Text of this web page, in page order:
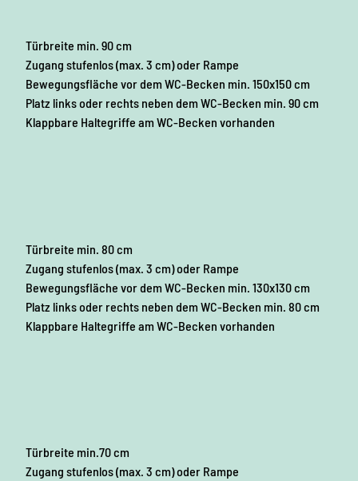
Türbreite min. 90 cm
Zugang stufenlos (max. 3 cm) oder Rampe
Bewegungsfläche vor dem WC-Becken min. 150x150 cm
Platz links oder rechts neben dem WC-Becken min. 90 cm
Klappbare Haltegriffe am WC-Becken vorhanden
Türbreite min. 80 cm
Zugang stufenlos (max. 3 cm) oder Rampe
Bewegungsfläche vor dem WC-Becken min. 130x130 cm
Platz links oder rechts neben dem WC-Becken min. 80 cm
Klappbare Haltegriffe am WC-Becken vorhanden
Türbreite min.70 cm
Zugang stufenlos (max. 3 cm) oder Rampe